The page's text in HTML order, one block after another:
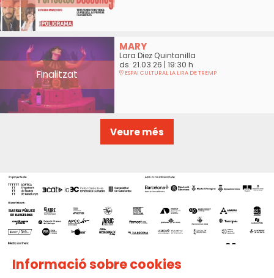
Finalitzat
MARY
Lara Diez Quintanilla
ds. 21.03.26 | 19:30 h
ESPAI CULTURAL LA LIRA DE TREMP
Veure més
Informació sobre cookies